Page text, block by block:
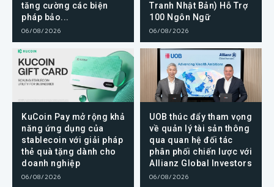
tăng cường các biện
pháp bảo...
06/08/2026
Tranh Nhật Bản) Hỗ Trợ
100 Ngôn Ngữ
06/08/2026
KuCoin Pay mở rộng khả
năng ứng dụng của
stablecoin với giải pháp
thẻ quà tặng dành cho
doanh nghiệp
06/08/2026
UOB thúc đẩy tham vọng
về quản lý tài sản thông
qua quan hệ đối tác
phân phối chiến lược với
Allianz Global Investors
06/08/2026